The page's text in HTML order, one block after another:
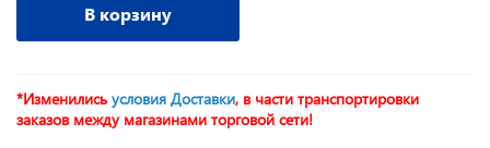
В корзину
*Изменились условия Доставки, в части транспортировки
заказов между магазинами торговой сети!